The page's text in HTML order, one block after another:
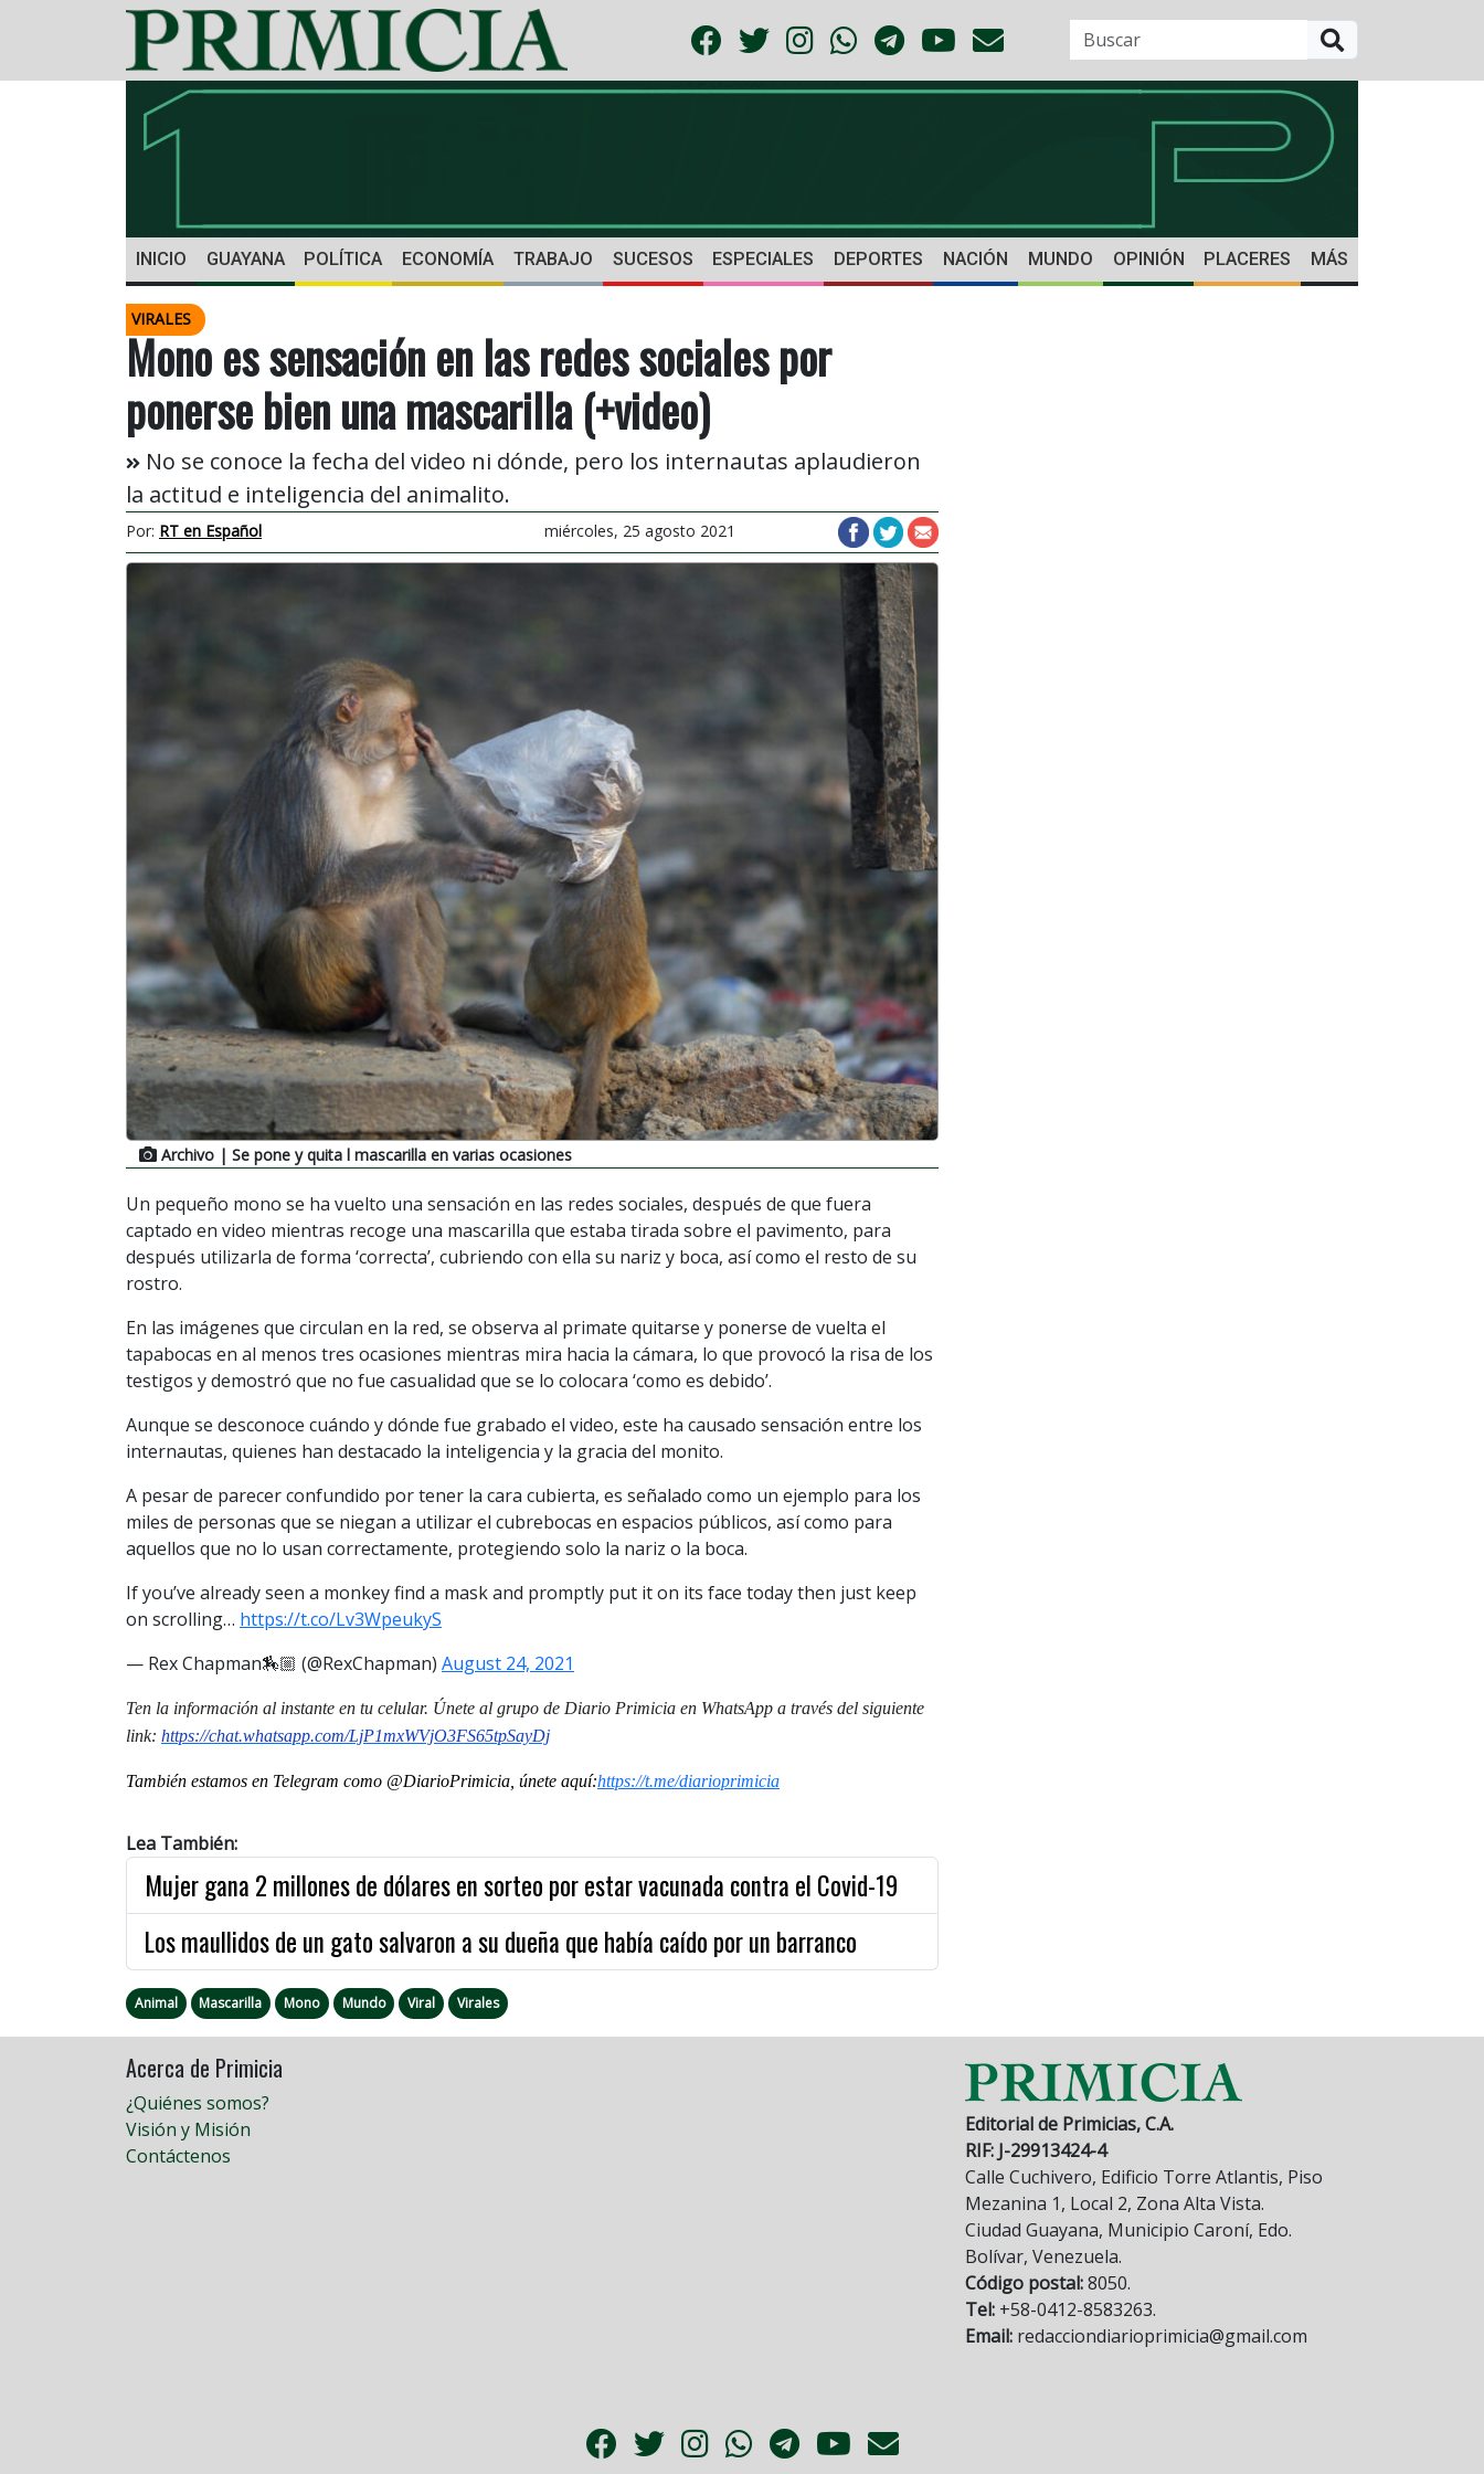
INICIO GUAYANA POLÍTICA ECONOMÍA TRABAJO SUCESOS ESPECIALES DEPORTES NACIÓN MUNDO OPINIÓN PLACERES MÁS
VIRALES
Mono es sensación en las redes sociales por
ponerse bien una mascarilla (+video)
No se conoce la fecha del video ni dónde, pero los internautas aplaudieron
la actitud e inteligencia del animalito.
Por: RT en Español miércoles, 25 agosto 2021
Archivo | Se pone y quita l mascarilla en varias ocasiones
Un pequeño mono se ha vuelto una sensación en las redes sociales, después de que fuera
captado en video mientras recoge una mascarilla que estaba tirada sobre el pavimento, para
después utilizarla de forma ‘correcta’, cubriendo con ella su nariz y boca, así como el resto de su
rostro.
En las imágenes que circulan en la red, se observa al primate quitarse y ponerse de vuelta el
tapabocas en al menos tres ocasiones mientras mira hacia la cámara, lo que provocó la risa de los
testigos y demostró que no fue casualidad que se lo colocara ‘como es debido’.
Aunque se desconoce cuándo y dónde fue grabado el video, este ha causado sensación entre los
internautas, quienes han destacado la inteligencia y la gracia del monito.
A pesar de parecer confundido por tener la cara cubierta, es señalado como un ejemplo para los
miles de personas que se niegan a utilizar el cubrebocas en espacios públicos, así como para
aquellos que no lo usan correctamente, protegiendo solo la nariz o la boca.
If you’ve already seen a monkey find a mask and promptly put it on its face today then just keep
on scrolling… https://t.co/Lv3WpeukyS
— Rex Chapman🏇🏼 (@RexChapman) August 24, 2021
Ten la información al instante en tu celular. Únete al grupo de Diario Primicia en WhatsApp a través del siguiente
link: https://chat.whatsapp.com/LjP1mxWVjO3FS65tpSayDj
También estamos en Telegram como @DiarioPrimicia, únete aquí:https://t.me/diarioprimicia
Lea También:
Mujer gana 2 millones de dólares en sorteo por estar vacunada contra el Covid-19
Los maullidos de un gato salvaron a su dueña que había caído por un barranco
Animal Mascarilla Mono Mundo Viral Virales
Acerca de Primicia
¿Quiénes somos?
Visión y Misión
Contáctenos
Editorial de Primicias, C.A.
RIF: J-29913424-4
Calle Cuchivero, Edificio Torre Atlantis, Piso
Mezanina 1, Local 2, Zona Alta Vista.
Ciudad Guayana, Municipio Caroní, Edo.
Bolívar, Venezuela.
Código postal:8050.
Tel: +58-0412-8583263.
Email: redacciondiarioprimicia@gmail.com